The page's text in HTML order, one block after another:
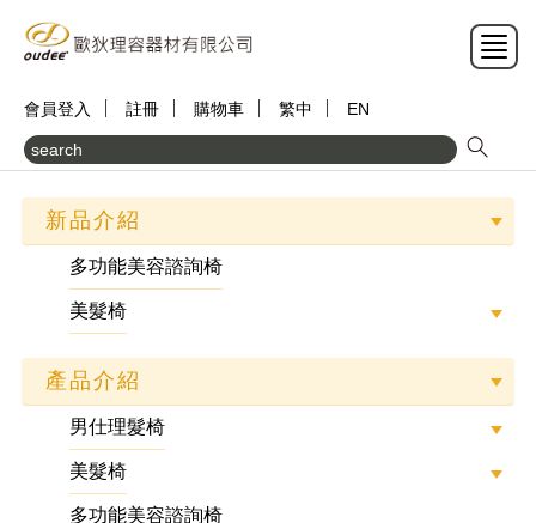
會員登入 註冊 購物車 繁中 EN
新品介紹
多功能美容諮詢椅
美髮椅
產品介紹
男仕理髮椅
美髮椅
多功能美容諮詢椅